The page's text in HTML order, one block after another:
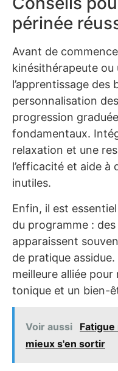
périnée
Avant de
kinésithérapeute
l’apprentissage des
personnalisation
progression
fondamentaux.
relaxation et une
l’efficacité et aide à
inutiles.
Enfin, il est
du programme :
apparaissent
de pratique
meilleure alliée
tonique et un bien-
Voir aussi
mieux s'en sortir